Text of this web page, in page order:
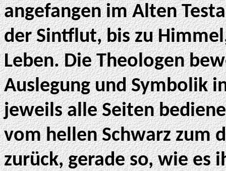
angefangen im Alten
der Sintflut, bis zu
Leben. Die Theologen
Auslegung und Symbolik
jeweils alle Seiten
vom hellen Schwarz zum
zurück, gerade so, wie es